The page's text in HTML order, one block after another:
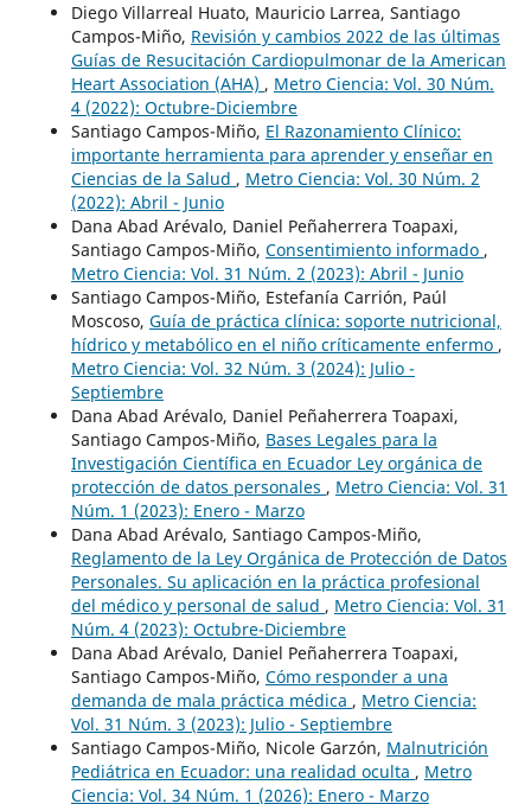
Diego Villarreal Huato, Mauricio Larrea, Santiago
Campos-Miño, Revisión y cambios 2022 de las últimas
Guías de Resucitación Cardiopulmonar de la American
Heart Association (AHA) , Metro Ciencia: Vol. 30 Núm.
4 (2022): Octubre-Diciembre
Santiago Campos-Miño, El Razonamiento Clínico:
importante herramienta para aprender y enseñar en
Ciencias de la Salud , Metro Ciencia: Vol. 30 Núm. 2
(2022): Abril - Junio
Dana Abad Arévalo, Daniel Peñaherrera Toapaxi,
Santiago Campos-Miño, Consentimiento informado ,
Metro Ciencia: Vol. 31 Núm. 2 (2023): Abril - Junio
Santiago Campos-Miño, Estefanía Carrión, Paúl
Moscoso, Guía de práctica clínica: soporte nutricional,
hídrico y metabólico en el niño críticamente enfermo ,
Metro Ciencia: Vol. 32 Núm. 3 (2024): Julio -
Septiembre
Dana Abad Arévalo, Daniel Peñaherrera Toapaxi,
Santiago Campos-Miño, Bases Legales para la
Investigación Científica en Ecuador Ley orgánica de
protección de datos personales , Metro Ciencia: Vol. 31
Núm. 1 (2023): Enero - Marzo
Dana Abad Arévalo, Santiago Campos-Miño,
Reglamento de la Ley Orgánica de Protección de Datos
Personales. Su aplicación en la práctica profesional
del médico y personal de salud , Metro Ciencia: Vol. 31
Núm. 4 (2023): Octubre-Diciembre
Dana Abad Arévalo, Daniel Peñaherrera Toapaxi,
Santiago Campos-Miño, Cómo responder a una
demanda de mala práctica médica , Metro Ciencia:
Vol. 31 Núm. 3 (2023): Julio - Septiembre
Santiago Campos-Miño, Nicole Garzón, Malnutrición
Pediátrica en Ecuador: una realidad oculta , Metro
Ciencia: Vol. 34 Núm. 1 (2026): Enero - Marzo